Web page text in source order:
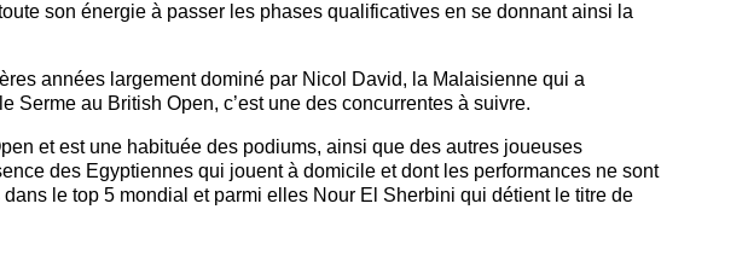
son énergie à passer les phases qualificatives en se donnant ainsi la
années largement dominé par Nicol David, la Malaisienne qui a
Serme au British Open, c’est une des concurrentes à suivre.
et est une habituée des podiums, ainsi que des autres joueuses
des Egyptiennes qui jouent à domicile et dont les performances ne sont
le top 5 mondial et parmi elles Nour El Sherbini qui détient le titre de